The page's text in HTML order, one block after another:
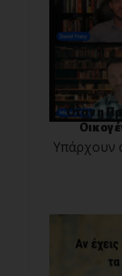
Όταν η
Υπάρχουν